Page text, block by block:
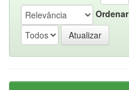
Ordenar